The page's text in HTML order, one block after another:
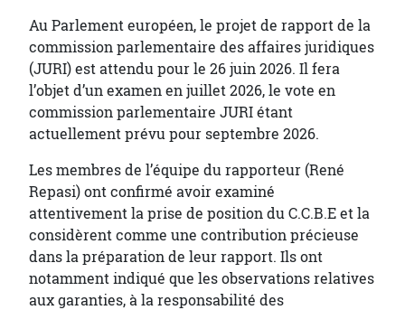
Au Parlement européen, le projet de rapport de la
commission parlementaire des affaires juridiques
(JURI) est attendu pour le 26 juin 2026. Il fera
l’objet d’un examen en juillet 2026, le vote en
commission parlementaire JURI étant
actuellement prévu pour septembre 2026.
Les membres de l’équipe du rapporteur (René
Repasi) ont confirmé avoir examiné
attentivement la prise de position du C.C.B.E et la
considèrent comme une contribution précieuse
dans la préparation de leur rapport. Ils ont
notamment indiqué que les observations relatives
aux garanties, à la responsabilité des